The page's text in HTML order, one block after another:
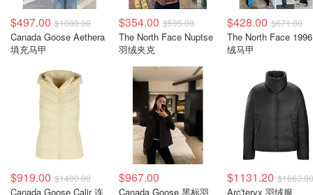
$497.00 $1000.00
Canada Goose Aethera
填充马甲
$354.00 $595.00
The North Face Nuptse
羽绒夹克
$428.00 $671.00
The North Face
绒马甲
$919.00 $1400.00
Canada Goose Calir 连
$967.00
Canada Goose 黑标羽
$1131.20 $1663.00
Arc'teryx 羽绒服